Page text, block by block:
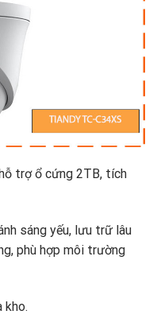
trợ ổ cứng 2TB, tích
sáng yếu, lưu trữ lâu
phù hợp môi trường
kho.